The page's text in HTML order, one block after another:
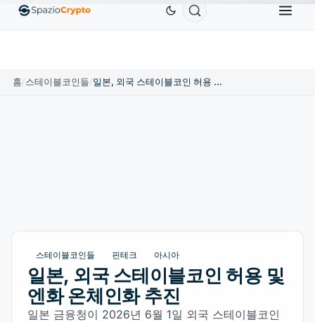
EthereumETHUS$1,880.58 Tether USDT BNB
홈/스테이블코인들/ 일본, 외국 스테이블코인 허용 및 엔화 온체인화 추진
스테이블코인들 핀테크 아시아
일본, 외국 스테이블코인 허용 및
엔화 온체인화 추진
일본 금융청이 2026년 6월 1일 외국 스테이블코인